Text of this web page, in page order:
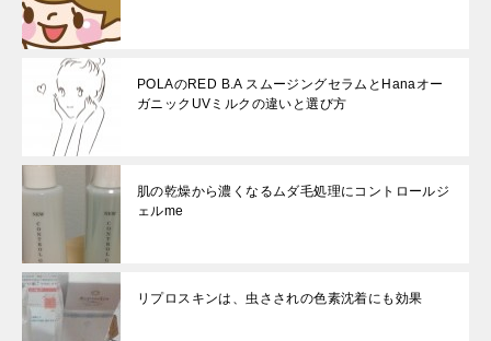
POLAのRED B.A スムージングセラムとHanaオー
ガニックUVミルクの違いと選び方
肌の乾燥から濃くなるムダ毛処理にコントロールジ
ェルme
リプロスキンは、虫さされの色素沈着にも効果